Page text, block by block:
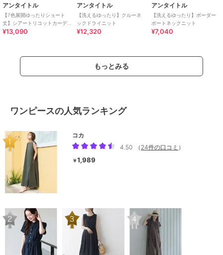
アンタイトル
【7色展開ゆったりショート
丈】シアートリコットカーデ
ィガン
¥13,090
アンタイトル
【洗えるゆったり】クルーネ
ックドライニット
¥12,320
アンタイトル
【洗えるゆったり】ボーダー
ボートネックニット
¥7,040
もっとみる
ワンピースの人気ランキング
コカ
4.50
（ 24件の口コミ ）
￥1,989